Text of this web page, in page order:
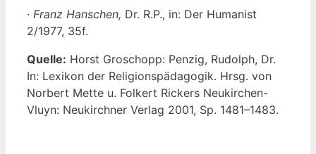
· Franz Han­schen, Dr. R.P., in: Der Huma­nist
2/1977, 35f.
Quel­le: Horst Gro­schopp: Pen­zig, Rudolph, Dr.
In: Lexi­kon der Reli­gi­ons­päd­ago­gik. Hrsg. von
Nor­bert Met­te u. Fol­kert Rickers Neu­kir­chen-
Vluyn: Neu­kirch­ner Ver­lag 2001, Sp. 1481–1483.